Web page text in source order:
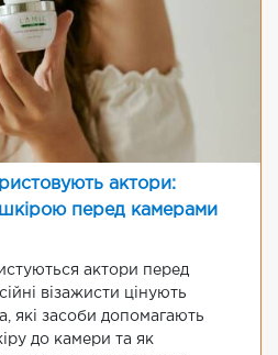
актори:
перед камерами
актори перед
візажисти цінують
які засоби допомагають
до камери та як